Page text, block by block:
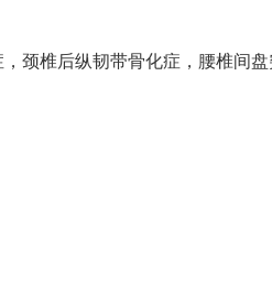
颈椎后纵韧带骨化症，腰椎间